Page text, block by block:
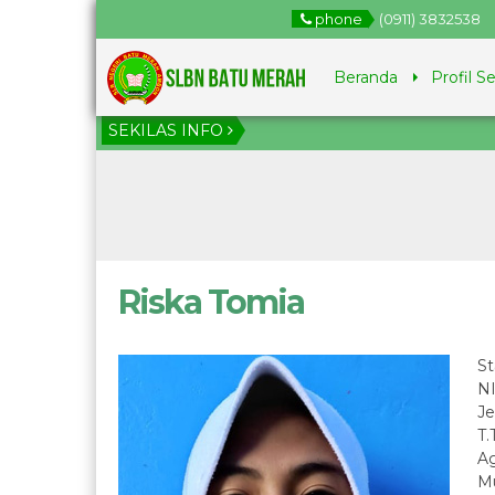
phone (0911) 3832538
Beranda Profil
SEKILAS INFO
Riska Tomia